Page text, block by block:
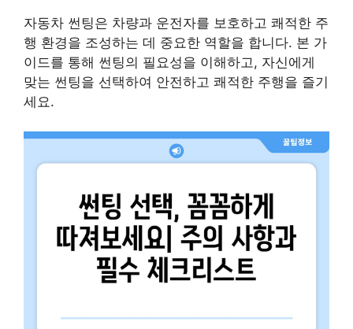
자동차 썬팅은 차량과 운전자를 보호하고 쾌적한 주
행 환경을 조성하는 데 중요한 역할을 합니다. 본 가
이드를 통해 썬팅의 필요성을 이해하고, 자신에게
맞는 썬팅을 선택하여 안전하고 쾌적한 주행을 즐기
세요.